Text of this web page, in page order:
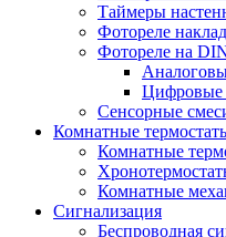
Таймеры
Фотореле
Фотореле на
Цифровые
Сенсорные
Комнатные
Комнатные
Комнатные
Сигнализация
Беспроводная